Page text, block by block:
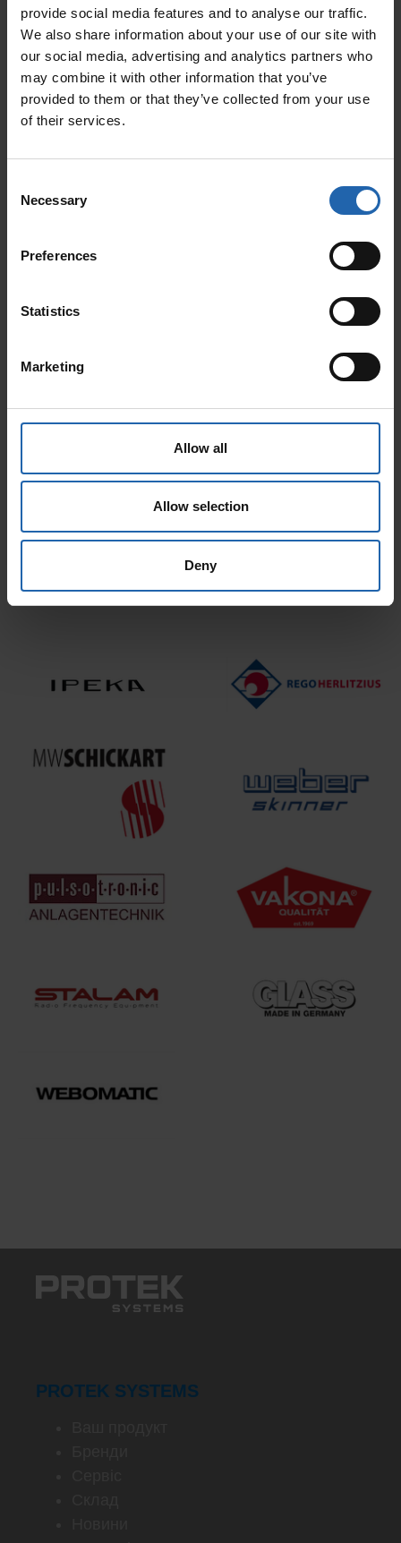
provide social media features and to analyse our traffic.
We also share information about your use of our site with
our social media, advertising and analytics partners who
may combine it with other information that you’ve
provided to them or that they’ve collected from your use
of their services.
Selection
Necessary
Preferences
Statistics
Marketing
Allow all
Allow selection
Deny
PROTEK SYSTEMS